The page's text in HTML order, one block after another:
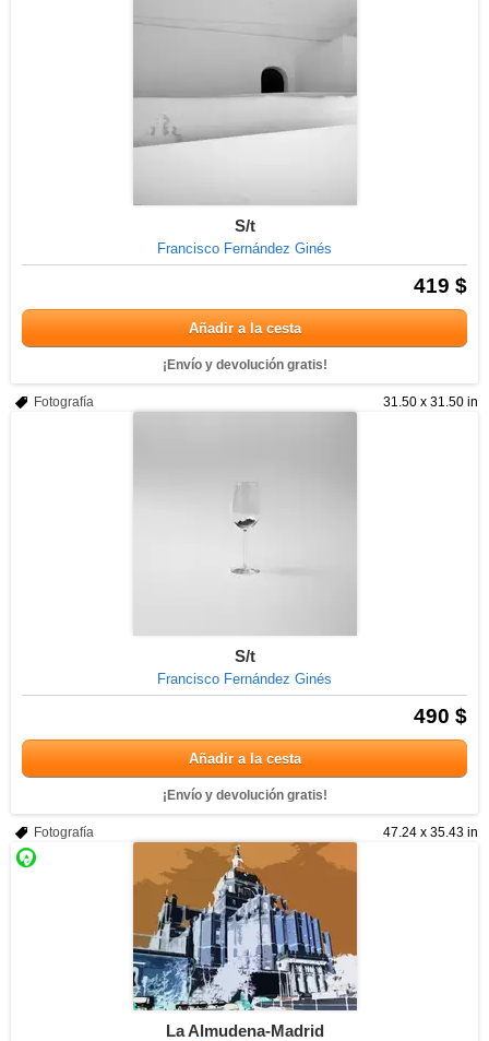
S/t
Francisco Fernández Ginés
419 $
Añadir a la cesta
¡Envío y devolución gratis!
31.50 x 31.50 in
Fotografía
S/t
Francisco Fernández Ginés
490 $
Añadir a la cesta
¡Envío y devolución gratis!
47.24 x 35.43 in
Fotografía
La Almudena-Madrid